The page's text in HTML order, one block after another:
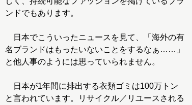
ンドでもあります。
日本でこういったニュースを見て、「海外の有
名ブランドはもったいないことをするなぁ……」
と他人事のようには思っていられません。
日本が1年間に排出する衣類ゴミは100万トン
と言われています。リサイクル／リユースされる